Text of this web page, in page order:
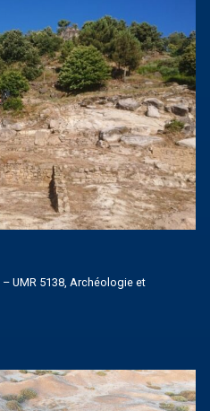
UMR 5138, Archéologie et